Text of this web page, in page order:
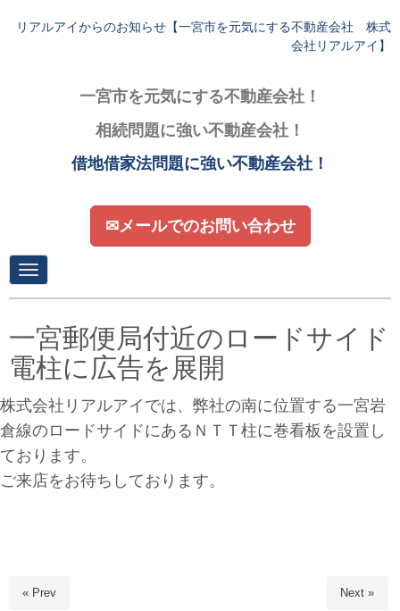
リアルアイからのお知らせ【一宮市を元気にする不動産会社 株式
会社リアルアイ】
一宮市を元気にする不動産会社！
相続問題に強い不動産会社！
借地借家法問題に強い不動産会社！
✉メールでのお問い合わせ
N
a
v
a
t
i
o
n
一宮郵便局付近のロードサイド
電柱に広告を展開
株式会社リアルアイでは、弊社の南に位置する一宮岩
倉線のロードサイドにあるＮＴＴ柱に巻看板を設置し
ております。
ご来店をお待ちしております。
« Prev Next »